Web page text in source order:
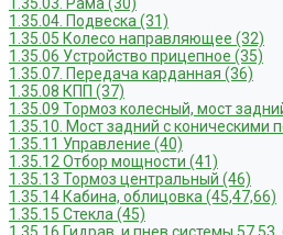
1.35.04. Подвеска (31)
1.35.05 Колесо направляющее (32)
1.35.06 Устройство прицепное (35)
1.35.07. Передача карданная (36)
1.35.08 КПП (37)
1.35.09 Тормоз колесный, мост
1.35.10. Мост задний с коническими
1.35.11 Управление (40)
1.35.12 Отбор мощности (41)
1.35.13 Тормоз центральный (46)
1.35.14 Кабина, облицовка (45,47,66)
1.35.15 Стекла (45)